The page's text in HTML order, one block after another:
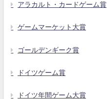
アラカルト・カードゲーム賞
ゲームマーケット大賞
ゴールデンギーク賞
ドイツゲーム賞
ドイツ年間ゲーム大賞